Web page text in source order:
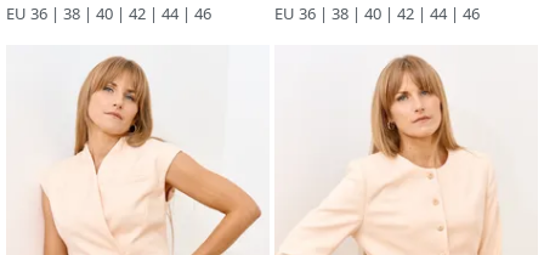
EU 36 | 38 | 40 | 42 | 44 | 46 EU 36 | 38 | 40 | 42 | 44 | 46